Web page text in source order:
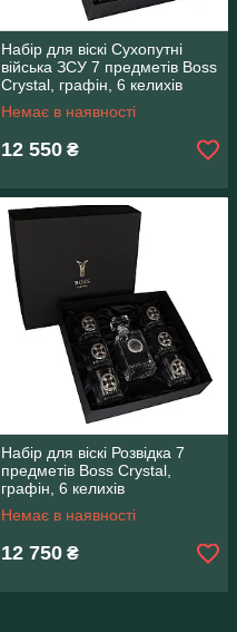
Набір для віскі Сухопутні
війська ЗСУ 7 предметів Boss
Crystal, графін, 6 келихів
Немає в наявності
12 550 ₴
Набір для віскі Розвідка 7
предметів Boss Crystal,
графін, 6 келихів
Немає в наявності
12 750 ₴